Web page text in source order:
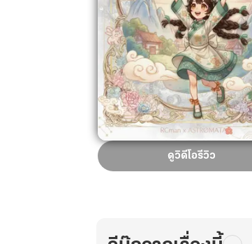
คู่หู
สัตว์
ดูวิดีโอรีวิว